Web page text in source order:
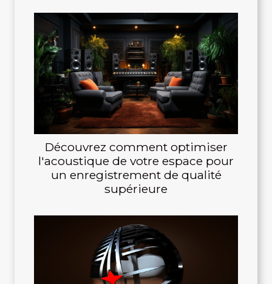
Découvrez comment optimiser
l'acoustique de votre espace pour
un enregistrement de qualité
supérieure